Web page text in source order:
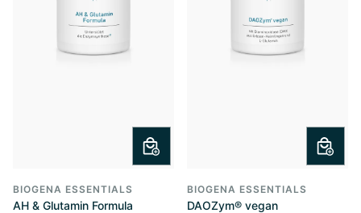
BIOGENA ESSENTIALS
AH & Glutamin Formula
BIOGENA ESSENTIALS
DAOZym® vegan